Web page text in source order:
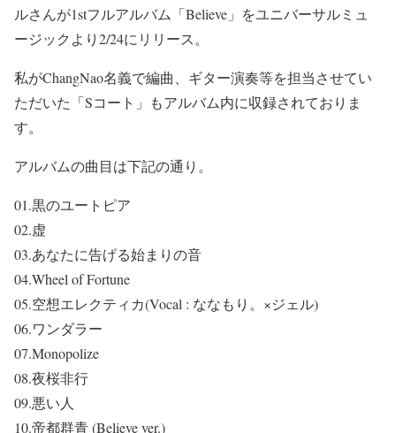
ルさんが1stフルアルバム「Believe」をユニバーサルミュ
ージックより2/24にリリース。
私がChangNao名義で編曲、ギター演奏等を担当させてい
ただいた「Sコート」もアルバム内に収録されておりま
す。
アルバムの曲目は下記の通り。
01.黒のユートピア
02.虚
03.あなたに告げる始まりの音
04.Wheel of Fortune
05.空想エレクティカ(Vocal : ななもり。×ジェル)
06.ワンダラー
07.Monopolize
08.夜桜非行
09.悪い人
10.帝都群青 (Believe ver.)